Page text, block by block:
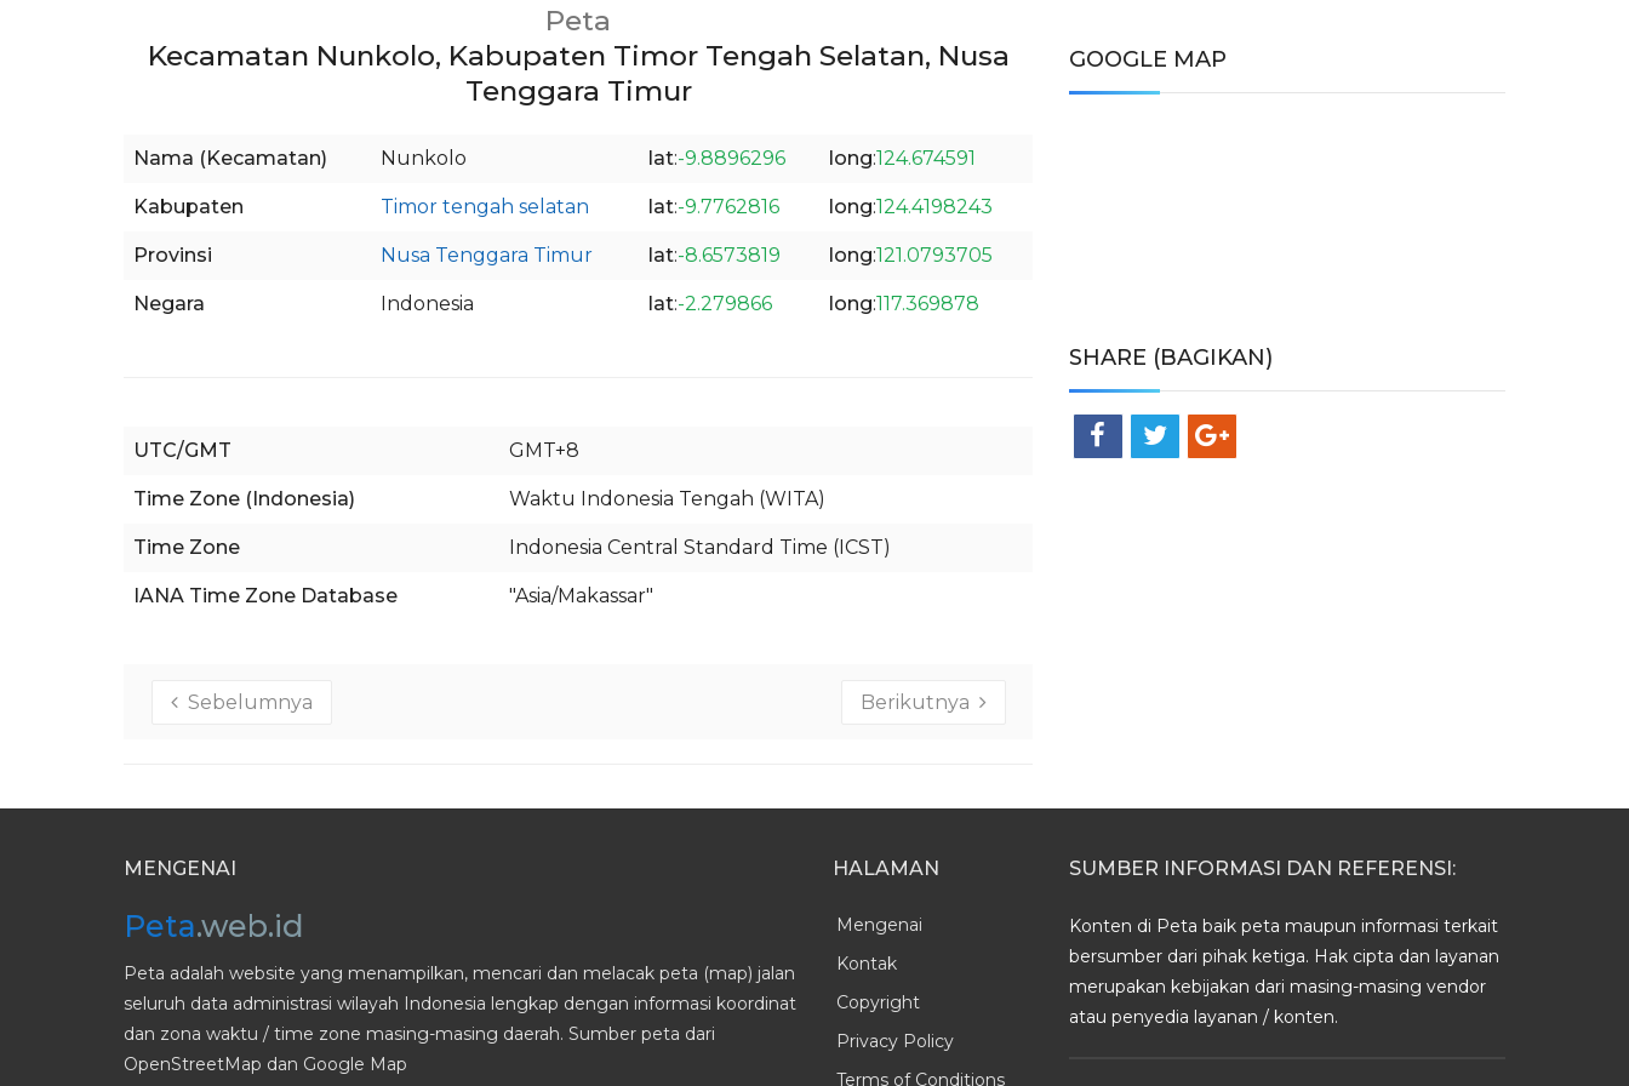
Peta
Kecamatan Nunkolo, Kabupaten Timor Tengah Selatan, Nusa
Tenggara Timur
Nama (Kecamatan) Nunkolo lat:-9.8896296 long:124.674591
Kabupaten Timor tengah selatan lat:-9.7762816 long:124.4198243
Provinsi Nusa Tenggara Timur lat:-8.6573819 long:121.0793705
Negara Indonesia lat:-2.279866 long:117.369878
UTC/GMT GMT+8
Time Zone (Indonesia) Waktu Indonesia Tengah (WITA)
Time Zone Indonesia Central Standard Time (ICST)
IANA Time Zone Database "Asia/Makassar"
Sebelumnya Berikutnya
GOOGLE MAP
SHARE (BAGIKAN)
MENGENAI
Peta.web.id
Peta adalah website yang menampilkan, mencari dan melacak peta (map) jalan
seluruh data administrasi wilayah Indonesia lengkap dengan informasi koordinat
dan zona waktu / time zone masing-masing daerah. Sumber peta dari
OpenStreetMap dan Google Map
HALAMAN
Mengenai
Kontak
Copyright
Privacy Policy
Terms of Conditions
SUMBER INFORMASI DAN REFERENSI:
Konten di Peta baik peta maupun informasi terkait
bersumber dari pihak ketiga. Hak cipta dan layanan
merupakan kebijakan dari masing-masing vendor
atau penyedia layanan / konten.